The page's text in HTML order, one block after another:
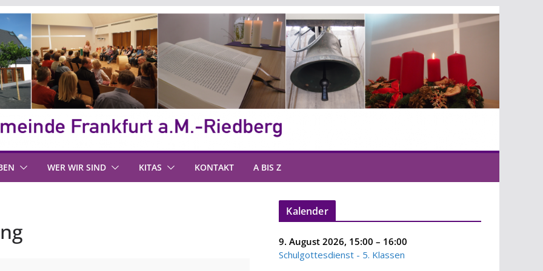
WER WIR SIND KITAS KONTAKT A BIS Z
Kalender
9. August 2026, 15:00 – 16:00
Schulgottesdienst - 5. Klassen